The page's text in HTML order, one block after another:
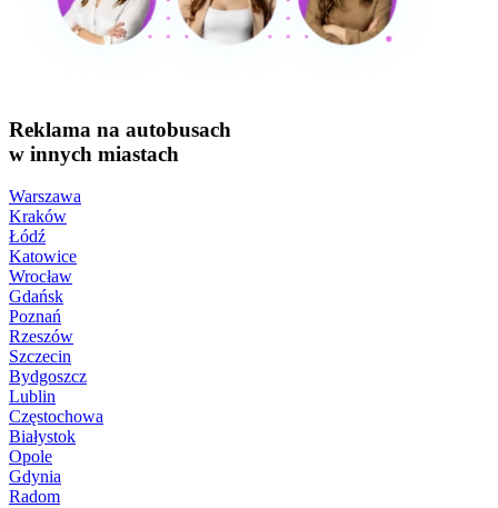
Reklama na autobusach
w innych miastach
Warszawa
Kraków
Łódź
Katowice
Wrocław
Gdańsk
Poznań
Rzeszów
Szczecin
Bydgoszcz
Lublin
Częstochowa
Białystok
Opole
Gdynia
Radom